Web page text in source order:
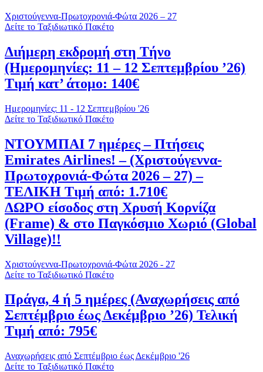
Χριστούγεννα-Πρωτοχρονιά-Φώτα 2026 – 27
Δείτε το Ταξιδιωτικό Πακέτο
Διήμερη εκδρομή στη Τήνο
(Ημερομηνίες: 11 – 12 Σεπτεμβρίου ’26)
Τιμή κατ’ άτομο: 140€
Ημερομηνίες: 11 - 12 Σεπτεμβρίου '26
Δείτε το Ταξιδιωτικό Πακέτο
ΝΤΟΥΜΠΑΙ 7 ημέρες – Πτήσεις
Emirates Airlines! – (Χριστούγεννα-
Πρωτοχρονιά-Φώτα 2026 – 27) –
ΤΕΛΙΚΗ Τιμή από: 1.710€
ΔΩΡΟ είσοδος στη Χρυσή Κορνίζα
(Frame) & στο Παγκόσμιο Χωριό (Global
Village)!!
Χριστούγεννα-Πρωτοχρονιά-Φώτα 2026 - 27
Δείτε το Ταξιδιωτικό Πακέτο
Πράγα, 4 ή 5 ημέρες (Αναχωρήσεις από
Σεπτέμβριο έως Δεκέμβριο ’26) Τελική
Τιμή από: 795€
Αναχωρήσεις από Σεπτέμβριο έως Δεκέμβριο '26
Δείτε το Ταξιδιωτικό Πακέτο